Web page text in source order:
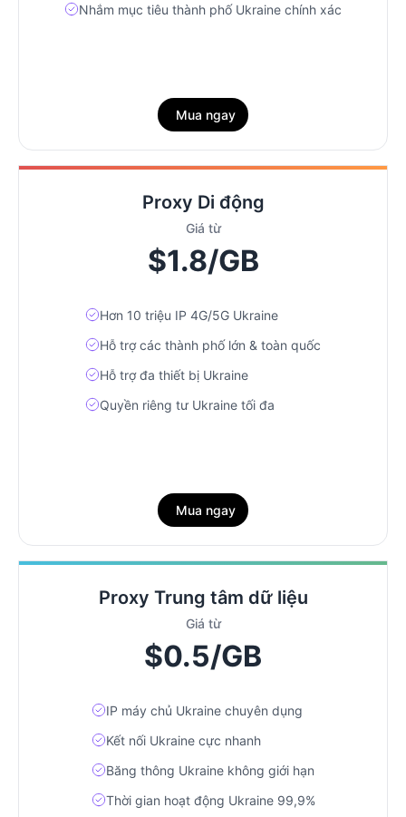
Nhắm mục tiêu thành phố Ukraine chính xác
Mua ngay
Proxy Di động
Giá từ
$1.8/GB
Hơn 10 triệu IP 4G/5G Ukraine
Hỗ trợ các thành phố lớn & toàn quốc
Hỗ trợ đa thiết bị Ukraine
Quyền riêng tư Ukraine tối đa
Mua ngay
Proxy Trung tâm dữ liệu
Giá từ
$0.5/GB
IP máy chủ Ukraine chuyên dụng
Kết nối Ukraine cực nhanh
Băng thông Ukraine không giới hạn
Thời gian hoạt động Ukraine 99,9%